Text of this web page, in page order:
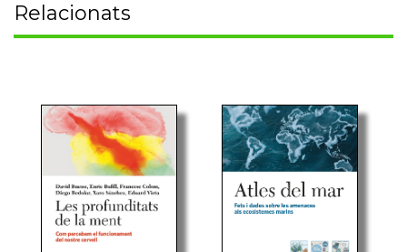
Relacionats